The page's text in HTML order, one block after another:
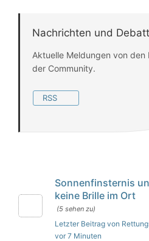
Nachrichten und
Aktuelle Meldungen von
der Community.
RSS
Sonnenfinsternis
keine Brille im Ort
(5 sehen zu)
Letzter Beitrag von
vor 7 Minuten